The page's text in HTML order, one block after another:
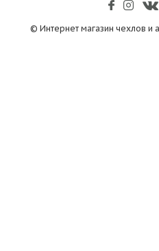
© Интернет магазин чехлов и